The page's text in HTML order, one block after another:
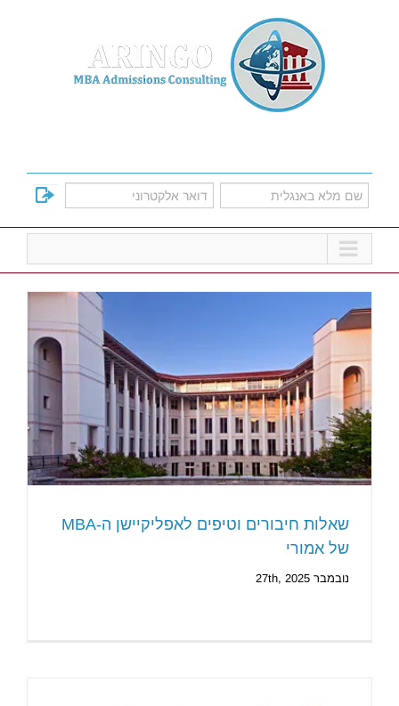
שאלות חיבורים וטיפים לאפליקיישן ה-MBA
של אמורי
נובמבר 27th, 2025